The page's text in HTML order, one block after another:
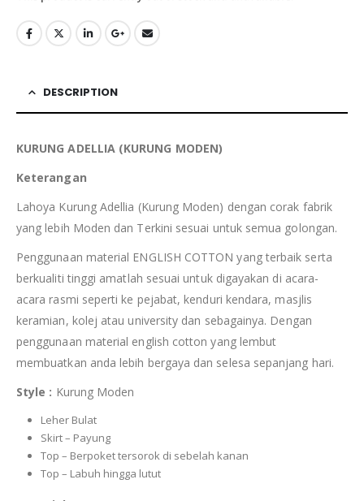
DESCRIPTION
KURUNG ADELLIA (KURUNG MODEN)
Keterangan
Lahoya Kurung Adellia (Kurung Moden) dengan corak fabrik
yang lebih Moden dan Terkini sesuai untuk semua golongan.
Penggunaan material ENGLISH COTTON yang terbaik serta
berkualiti tinggi amatlah sesuai untuk digayakan di acara-
acara rasmi seperti ke pejabat, kenduri kendara, masjlis
keramian, kolej atau university dan sebagainya. Dengan
penggunaan material english cotton yang lembut
membuatkan anda lebih bergaya dan selesa sepanjang hari.
Style : Kurung Moden
Leher Bulat
Skirt – Payung
Top – Berpoket tersorok di sebelah kanan
Top – Labuh hingga lutut